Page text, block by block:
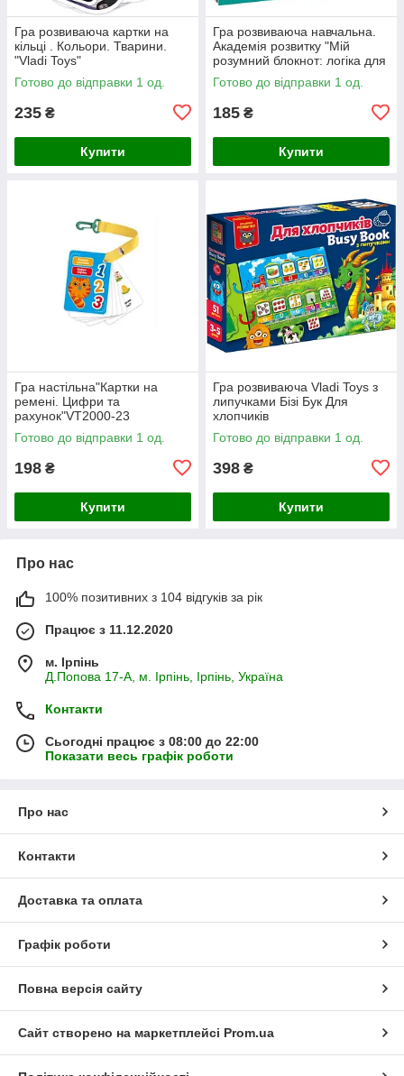
Гра розвиваюча картки на
кільці . Кольори. Тварини.
"Vladi Toys"
Готово до відправки 1 од.
235 ₴
Купити
Гра розвиваюча навчальна.
Академія розвитку "Мій
розумний блокнот: логіка для
малят"
Готово до відправки 1 од.
185 ₴
Купити
Гра настільна"Картки на
ремені. Цифри та
рахунок"VT2000-23
Готово до відправки 1 од.
198 ₴
Купити
Гра розвиваюча Vladi Toys з
липучками Бізі Бук Для
хлопчиків
Готово до відправки 1 од.
398 ₴
Купити
Про нас
100% позитивних з 104 відгуків за рік
Працює з 11.12.2020
м. Ірпінь
Д.Попова 17-А, м. Ірпінь, Ірпінь, Україна
Контакти
Сьогодні працює з 08:00 до 22:00
Показати весь графік роботи
Про нас
Контакти
Доставка та оплата
Графік роботи
Повна версія сайту
Сайт створено на маркетплейсі Prom.ua